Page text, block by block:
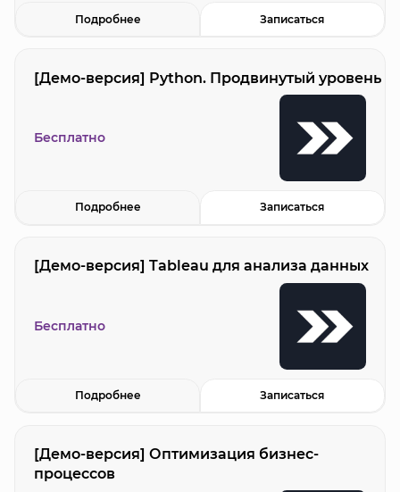
Подробнее Записаться
[Демо-версия] Python. Продвинутый уровень
Бесплатно
Подробнее Записаться
[Демо-версия] Tableau для анализа данных
Бесплатно
Подробнее Записаться
[Демо-версия] Оптимизация бизнес-
процессов